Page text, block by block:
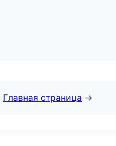
Главная страница →